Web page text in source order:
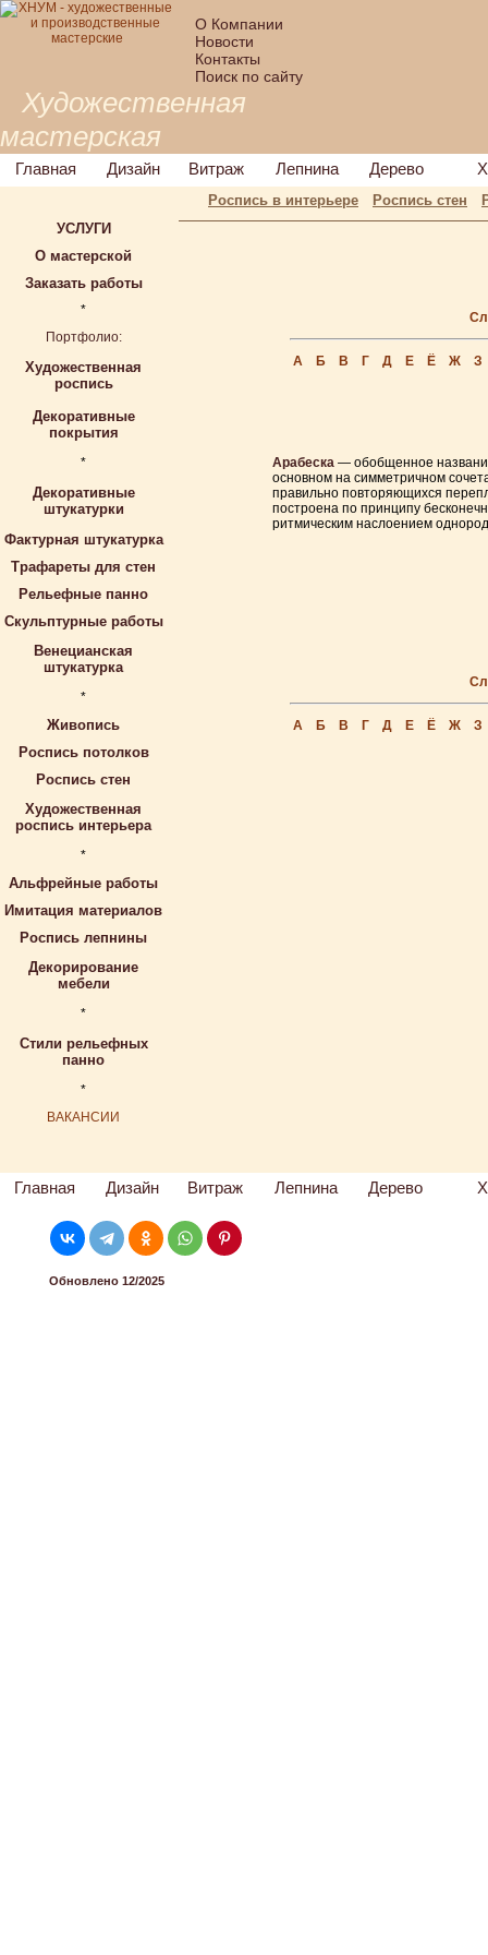
О Компании
Новости
Контакты
Поиск по сайту
Художественная
мастерская
Главная Дизайн Витраж Лепнина Дерево
Роспись в интерьере Роспись стен
УСЛУГИ
О мастерской
Заказать работы
*
Портфолио:
Художественная
роспись
Декоративные
покрытия
*
Декоративные
штукатурки
Фактурная штукатурка
Трафареты для стен
Рельефные панно
Скульптурные работы
Венецианская
штукатурка
*
Живопись
Роспись потолков
Роспись стен
Художественная
роспись интерьера
*
Альфрейные работы
Имитация материалов
Роспись лепнины
Декорирование
мебели
*
Стили рельефных
панно
*
ВАКАНСИИ
А Б В Г Д Е Ё Ж З
Арабеска — обобщенное
основном на симметричном
правильно повторяющихся
построена по принципу
ритмическим наслоением
А Б В Г Д Е Ё Ж З
Главная Дизайн Витраж Лепнина Дерево
Обновлено 12/2025